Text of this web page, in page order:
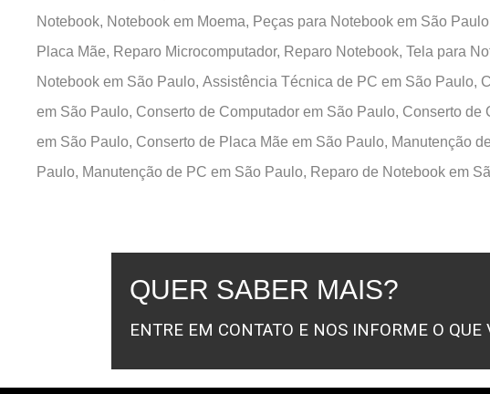
Notebook, Notebook em Moema, Peças para Notebook em São
Placa Mãe, Reparo Microcomputador, Reparo Notebook, Tela para
Notebook em São Paulo, Assistência Técnica de PC em São Paulo,
em São Paulo, Conserto de Computador em São Paulo, Conserto de
em São Paulo, Conserto de Placa Mãe em São Paulo, Manutenção
Paulo, Manutenção de PC em São Paulo, Reparo de Notebook em
QUER SABER MAIS?
ENTRE EM CONTATO E NOS INFORME O QUE